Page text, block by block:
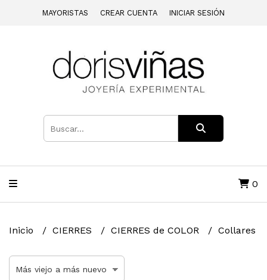
MAYORISTAS CREAR CUENTA INICIAR SESIÓN
0
Inicio CIERRES CIERRES de COLOR Collares